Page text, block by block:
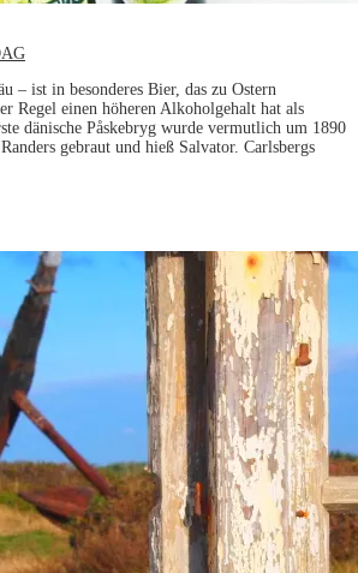
– ist in besonderes Bier, das zu Ostern
Regel einen höheren Alkoholgehalt hat als
dänische Påskebryg wurde vermutlich um 1890
gebraut und hieß Salvator. Carlsbergs